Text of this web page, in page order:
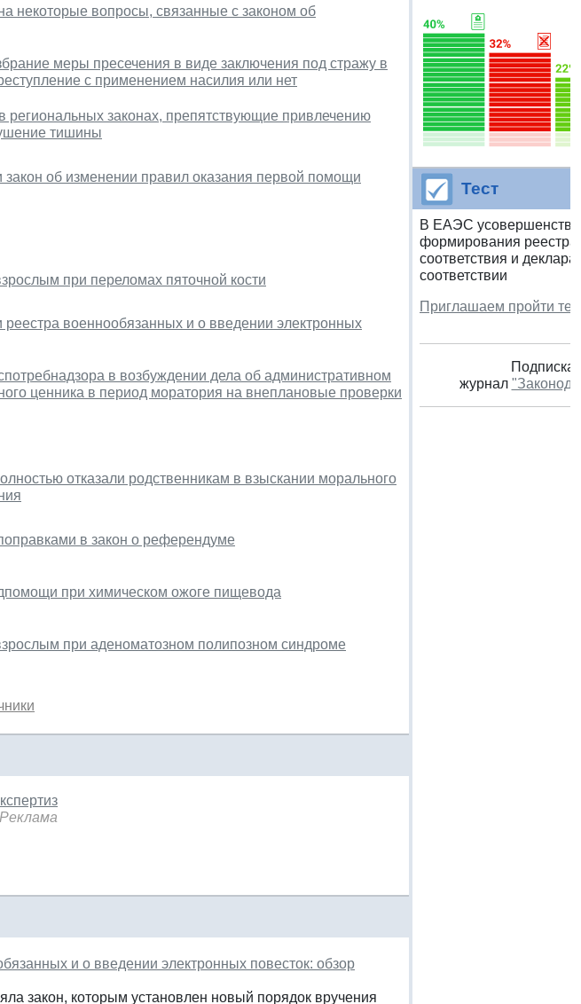
некоторые вопросы, связанные с законом об
меры пресечения в виде заключения под стражу в
с применением насилия или нет
региональных законах, препятствующие привлечению
тишины
закон об изменении правил оказания первой помощи
при переломах пяточной кости
реестра военнообязанных и о введении электронных
в возбуждении дела об административном
ценника в период моратория на внеплановые проверки
отказали родственникам в взыскании морального
в закон о референдуме
при химическом ожоге пищевода
при аденоматозном полипозном синдроме
Реклама
и о введении электронных повесток: обзор
закон, которым установлен новый порядок вручения
Тест
В ЕАЭС
формирования реестра
соответствия и
соответствии
Приглашаем пройти
Подписка
журнал